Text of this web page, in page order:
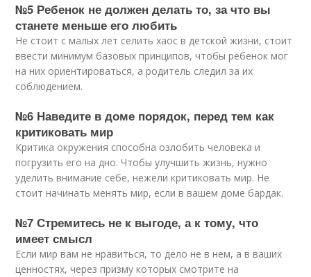
№5 Ребенок не должен делать то, за что вы
станете меньше его любить
Не стоит с малых лет селить хаос в детской жизни, стоит
ввести минимум базовых принципов, чтобы ребенок мог
на них ориентироваться, а родитель следил за их
соблюдением.
№6 Наведите в доме порядок, перед тем как
критиковать мир
Критика окружения способна озлобить человека и
погрузить его на дно. Чтобы улучшить жизнь, нужно
уделить внимание себе, нежели критиковать мир. Не
стоит начинать менять мир, если в вашем доме бардак.
№7 Стремитесь не к выгоде, а к тому, что
имеет смысл
Если мир вам не нравиться, то дело не в нем, а в ваших
ценностях, через призму которых смотрите на